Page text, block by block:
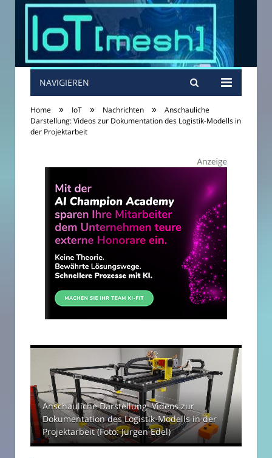
NAVIGIEREN
Home » IoT » Nachrichten »
Anschauliche
Darstellung: Videos zur Dokumentation des Logistik-Modells in
der Projektarbeit
Anschauliche Darstellung: Videos zur
Dokumentation des Logistik-Modells in der
Projektarbeit (Foto: Jürgen Edel)